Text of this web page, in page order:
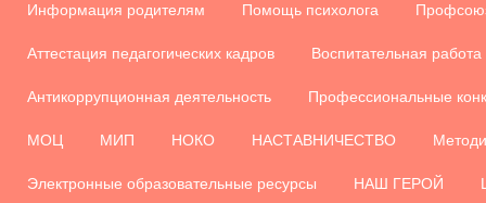
Информация родителям Помощь психолога
Аттестация педагогических кадров Воспитательная работа
Антикоррупционная деятельность Профессиональные
МОЦ МИП НОКО НАСТАВНИЧЕСТВО
Электронные образовательные ресурсы НАШ ГЕРОЙ